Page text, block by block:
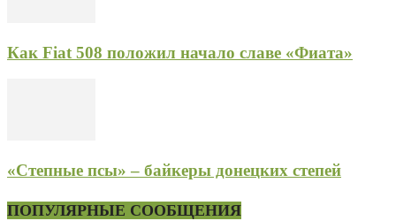
Как Fiat 508 положил начало славе «Фиата»
«Степные псы» – байкеры донецких степей
ПОПУЛЯРНЫЕ СООБЩЕНИЯ